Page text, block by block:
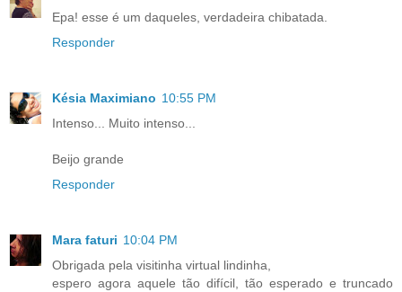
Epa! esse é um daqueles, verdadeira chibatada.
Responder
Késia Maximiano 10:55 PM
Intenso... Muito intenso...
Beijo grande
Responder
Mara faturi 10:04 PM
Obrigada pela visitinha virtual lindinha,
espero agora aquele tão difícil, tão esperado e truncado